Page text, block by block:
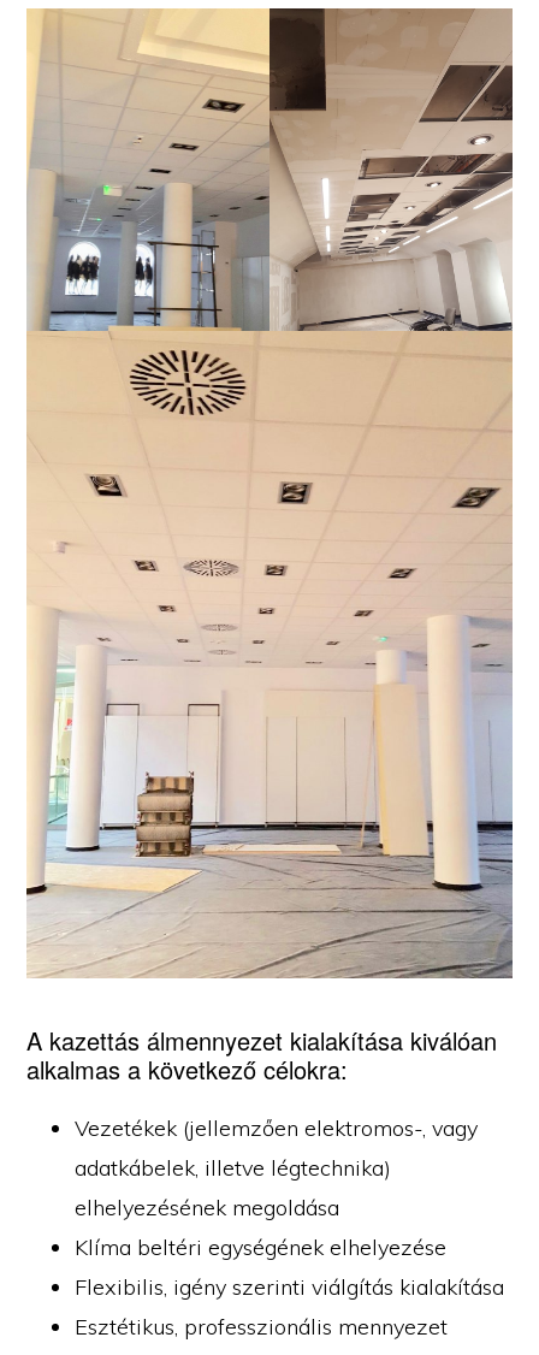
A kazettás álmennyezet kialakítása kiválóan
alkalmas a következő célokra:
Vezetékek (jellemzően elektromos-, vagy
adatkábelek, illetve légtechnika)
elhelyezésének megoldása
Klíma beltéri egységének elhelyezése
Flexibilis, igény szerinti viálgítás kialakítása
Esztétikus, professzionális mennyezet